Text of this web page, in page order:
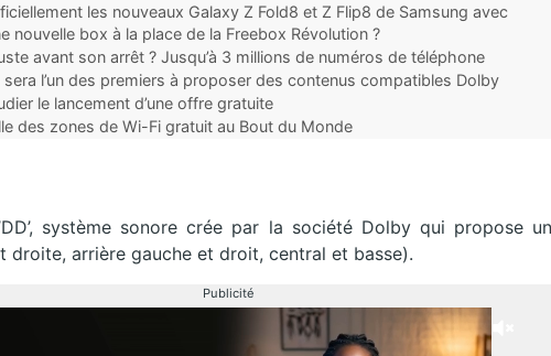
les nouveaux Galaxy Z Fold8 et Z Flip8 de Samsung avec
nouvelle box à la place de la Freebox Révolution ?
avant son arrêt ? Jusqu’à 3 millions de numéros de téléphone
sera l’un des premiers à proposer des contenus compatibles Dolby
le lancement d’une offre gratuite
des zones de Wi-Fi gratuit au Bout du Monde
système sonore crée par la société Dolby qui propose
droite, arrière gauche et droit, central et basse).
Publicité